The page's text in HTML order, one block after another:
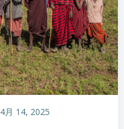
4月 14, 2025